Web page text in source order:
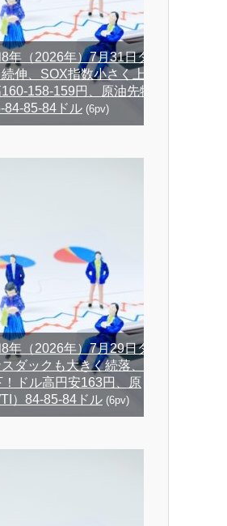
年（2026年）7月31日ダ
伸、SOX指数小さく上
158-159円、原油先物
84-85-84ドル (6pv)
年（2026年）7月29日ダ
ダックも大きく続落、
ドル高円安163円、原
）84-85-84ドル (6pv)